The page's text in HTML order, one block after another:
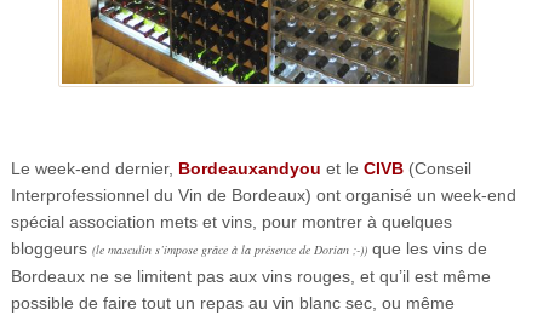
Le week-end dernier, Bordeauxandyou et le CIVB (Conseil
Interprofessionnel du Vin de Bordeaux) ont organisé un week-end
spécial association mets et vins, pour montrer à quelques
bloggeurs (le masculin s’impose grâce à la présence de Dorian ;-))que les vins de
Bordeaux ne se limitent pas aux vins rouges, et qu’il est même
possible de faire tout un repas au vin blanc sec, ou même